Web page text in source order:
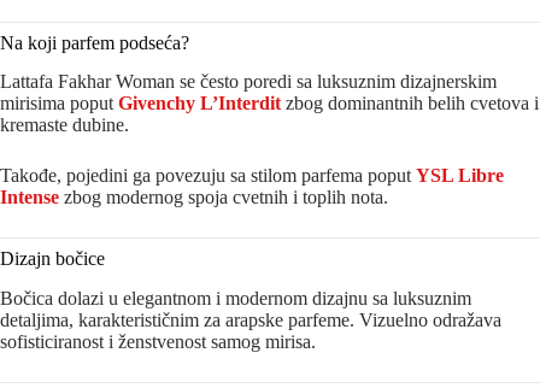
Na koji parfem podseća?
Lattafa Fakhar Woman se često poredi sa luksuznim dizajnerskim
mirisima poputGivenchy L’Interditzbog dominantnih belih cvetova i
kremaste dubine.
Takođe, pojedini ga povezuju sa stilom parfema poputYSL Libre
Intense zbog modernog spoja cvetnih i toplih nota.
Dizajn bočice
Bočica dolazi u elegantnom i modernom dizajnu sa luksuznim
detaljima, karakterističnim za arapske parfeme. Vizuelno odražava
sofisticiranost i ženstvenost samog mirisa.